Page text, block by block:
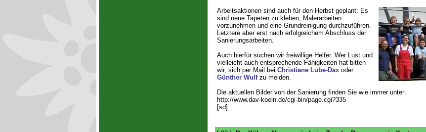
Arbeitsaktionen sind auch für den Herbst geplant: Es
sind neue Tapeten zu kleben, Malerarbeiten
vorzunehmen und eine Grundreinigung durchzuführen.
Letztere aber erst nach erfolgreichem Abschluss der
Sanierungsarbeiten.
Auch hierfür suchen wir freiwillige Helfer. Wer Lust und
vielleicht auch entsprechende Fähigkeiten hat bitten
wir, sich per Mail bei Christiane Lube-Daxoder
Günther Wulfzu melden.
Die aktuellen Bilder von der Sanierung finden Sie wie immer unter:
http://www.dav-koeln.de/cgi-bin/page.cgi?335
[sd]